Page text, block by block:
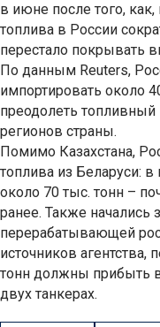
в июне после того,
топлива в России
перестало покрывать
По данным Reuters,
импортировать около
преодолеть
регионов страны.
Помимо Казахстана,
топлива из Беларуси:
около 70 тыс. тонн –
ранее. Также начались
перерабатывающей
источников
тонн должны прибыть
двух танкерах.